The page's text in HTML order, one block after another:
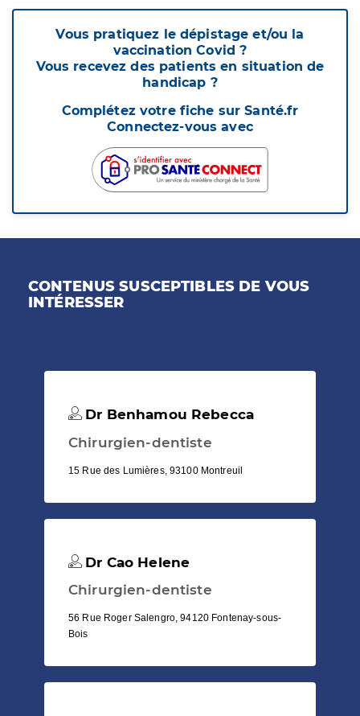
Vous pratiquez le dépistage et/ou la
vaccination Covid ?
Vous recevez des patients en situation de
handicap ?
Complétez votre fiche sur Santé.fr
Connectez-vous avec
CONTENUS SUSCEPTIBLES DE VOUS
INTÉRESSER
Dr Benhamou Rebecca
Chirurgien-dentiste
15 Rue des Lumières, 93100 Montreuil
Dr Cao Helene
Chirurgien-dentiste
56 Rue Roger Salengro, 94120 Fontenay-sous-
Bois